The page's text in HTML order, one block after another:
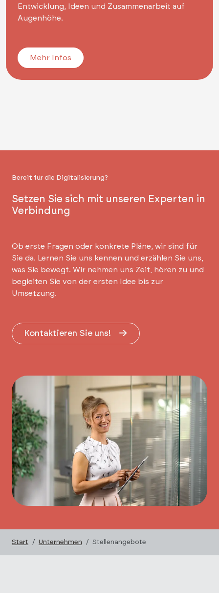
Entwicklung, Ideen und Zusammenarbeit auf
Augenhöhe.
Mehr Infos
Bereit für die Digitalisierung?
Setzen Sie sich mit unseren Experten in
Verbindung
Ob erste Fragen oder konkrete Pläne, wir sind für
Sie da. Lernen Sie uns kennen und erzählen Sie uns,
was Sie bewegt. Wir nehmen uns Zeit, hören zu und
begleiten Sie von der ersten Idee bis zur
Umsetzung.
Kontaktieren Sie uns!
Start Unternehmen Stellenangebote